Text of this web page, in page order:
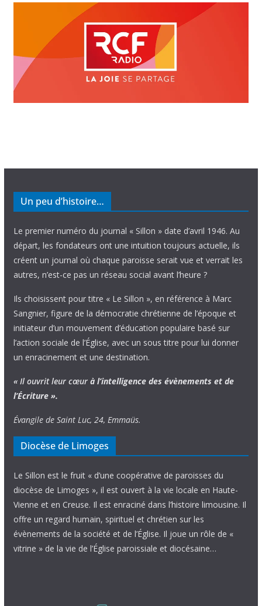
Un peu d’histoire…
Le premier numéro du journal « Sillon » date d’avril 1946. Au
départ, les fondateurs ont une intuition toujours actuelle, ils
créent un journal où chaque paroisse serait vue et verrait les
autres, n’est-ce pas un réseau social avant l’heure ?
Ils choisissent pour titre « Le Sillon », en référence à Marc
Sangnier, figure de la démocratie chrétienne de l’époque et
initiateur d’un mouvement d’éducation populaire basé sur
l’action sociale de l’Église, avec un sous titre pour lui donner
un enracinement et une destination.
« Il ouvrit leur cœur à l’intelligence des évènements et de
l’Écriture ».
Évangile de Saint Luc, 24, Emmaüs.
Diocèse de Limoges
Le Sillon est le fruit « d’une coopérative de paroisses du
diocèse de Limoges », il est ouvert à la vie locale en Haute-
Vienne et en Creuse. Il est enraciné dans l’histoire limousine. Il
offre un regard humain, spirituel et chrétien sur les
évènements de la société et de l’Église. Il joue un rôle de «
vitrine » de la vie de l’Église paroissiale et diocésaine…